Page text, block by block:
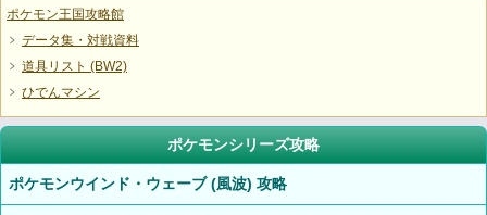
ポケモン王国攻略館
データ集・対戦資料
道具リスト (BW2)
ひでんマシン
ポケモンシリーズ攻略
ポケモンウインド・ウェーブ (風波) 攻略